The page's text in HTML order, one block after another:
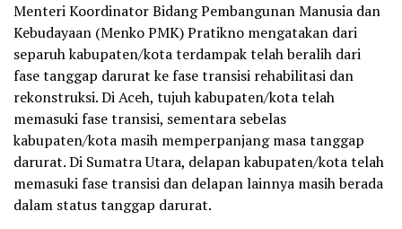
Menteri Koordinator Bidang Pembangunan Manusia dan
Kebudayaan (Menko PMK) Pratikno mengatakan dari
separuh kabupaten/kota terdampak telah beralih dari
fase tanggap darurat ke fase transisi rehabilitasi dan
rekonstruksi. Di Aceh, tujuh kabupaten/kota telah
memasuki fase transisi, sementara sebelas
kabupaten/kota masih memperpanjang masa tanggap
darurat. Di Sumatra Utara, delapan kabupaten/kota telah
memasuki fase transisi dan delapan lainnya masih berada
dalam status tanggap darurat.